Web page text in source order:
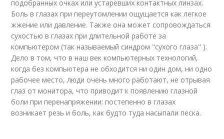
подобранных очках или устаревших контактных линзах.
Боль в глазах при переутомлении ощущается как легкое
жжение или давление. Также она может сопровождаться
сухостью в глазах при длительной работе за
компьютером (так называемый синдром "сухого глаза" ).
Дело в том, что в наш век компьютерных технологий,
когда без компьютера не обходится ни один дом, ни одно
рабочее место, люди очень много работают, не отрывая
глаз от монитора, что приводит к появлению глазной
боли при перенапряжении: постепенно в глазах
возникает резь и боль, как будто туда насыпали песка.